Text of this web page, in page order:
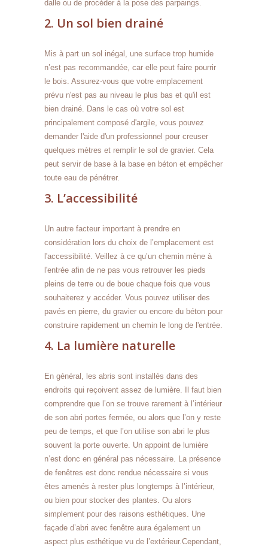
dalle ou de procéder à la pose des parpaings.
2. Un sol bien drainé
Mis à part un sol inégal, une surface trop humide
n’est pas recommandée, car elle peut faire pourrir
le bois. Assurez-vous que votre emplacement
prévu n'est pas au niveau le plus bas et qu'il est
bien drainé. Dans le cas où votre sol est
principalement composé d'argile, vous pouvez
demander l'aide d'un professionnel pour creuser
quelques mètres et remplir le sol de gravier. Cela
peut servir de base à la base en béton et empêcher
toute eau de pénétrer.
3. L’accessibilité
Un autre facteur important à prendre en
considération lors du choix de l’emplacement est
l'accessibilité. Veillez à ce qu’un chemin mène à
l'entrée afin de ne pas vous retrouver les pieds
pleins de terre ou de boue chaque fois que vous
souhaiterez y accéder. Vous pouvez utiliser des
pavés en pierre, du gravier ou encore du béton pour
construire rapidement un chemin le long de l'entrée.
4. La lumière naturelle
En général, les abris sont installés dans des
endroits qui reçoivent assez de lumière. Il faut bien
comprendre que l’on se trouve rarement à l’intérieur
de son abri portes fermée, ou alors que l’on y reste
peu de temps, et que l’on utilise son abri le plus
souvent la porte ouverte. Un appoint de lumière
n’est donc en général pas nécessaire. La présence
de fenêtres est donc rendue nécessaire si vous
êtes amenés à rester plus longtemps à l’intérieur,
ou bien pour stocker des plantes. Ou alors
simplement pour des raisons esthétiques. Une
façade d’abri avec fenêtre aura également un
aspect plus esthétique vu de l’extérieur.Cependant,